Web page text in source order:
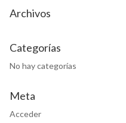
Archivos
Categorías
No hay categorías
Meta
Acceder